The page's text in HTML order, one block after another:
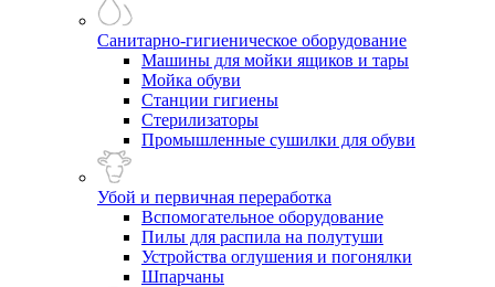
Санитарно-гигиеническое оборудование
Машины для мойки ящиков и тары
Мойка обуви
Станции гигиены
Стерилизаторы
Промышленные сушилки для обуви
Убой и первичная переработка
Вспомогательное оборудование
Пилы для распила на полутуши
Устройства оглушения и погонялки
Шпарчаны